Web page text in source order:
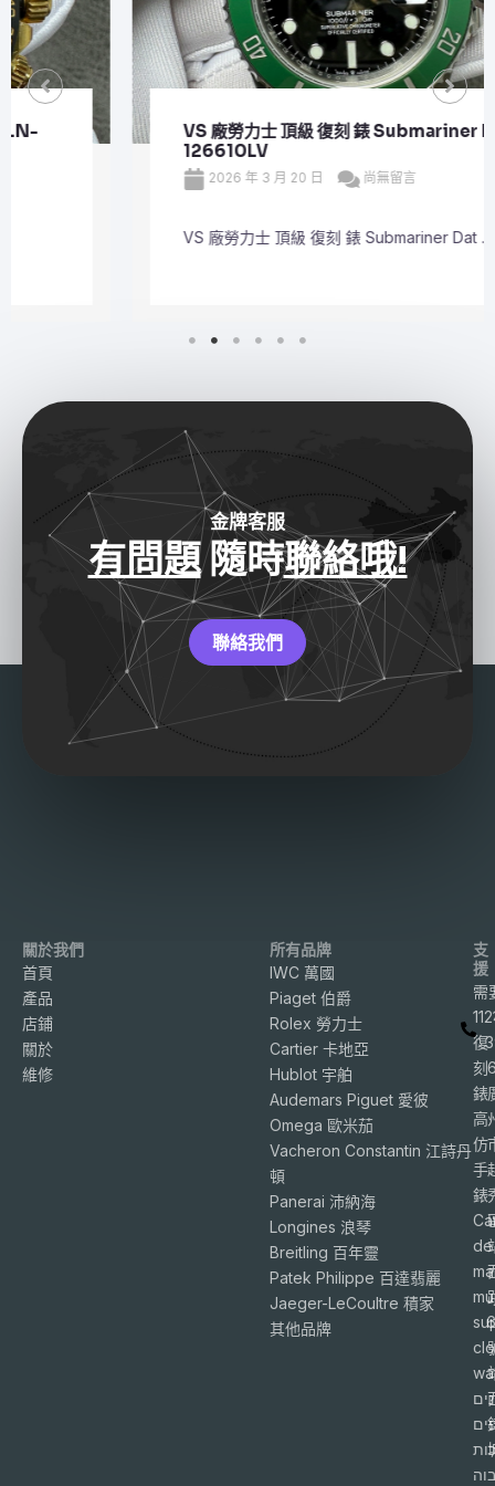
VS 廠勞力士 頂級 復刻 錶 Submariner Date
126610LV
2026 年 3 月 20 日 尚無留言
VS 廠勞力士 頂級 復刻 錶 Submariner Dat ...
金牌客服
有問題隨時聯絡哦!
聯絡我們
關於我們
首頁
產品
店鋪
關於
維修
所有品牌
IWC 萬國
Piaget 伯爵
Rolex 勞力士
Cartier 卡地亞
Hublot 宇舶
Audemars Piguet 愛彼
Omega 歐米茄
Vacheron Constantin 江詩丹
頓
Panerai 沛納海
Longines 浪琴
Breitling 百年靈
Patek Philippe 百達翡麗
Jaeger-LeCoultre 積家
其他品牌
支
援
需
復
刻
錶
高
仿
手
錶
de